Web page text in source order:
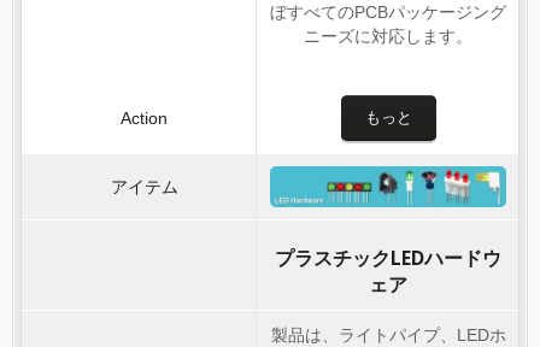
ぼすべてのPCBパッケージング
ニーズに対応します。
もっと
プラスチックLEDハードウ
ェア
製品は、ライトパイプ、LEDホ